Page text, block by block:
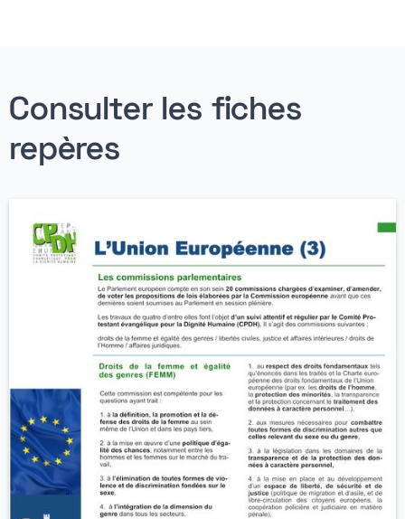
Consulter les fiches
repères